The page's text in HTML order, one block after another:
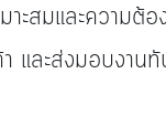
าะสมและความ
และส่งมอบงาน